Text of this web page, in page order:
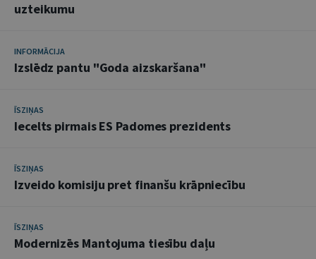
uzteikumu
INFORMĀCIJA
Izslēdz pantu "Goda aizskaršana"
ĪSZIŅAS
Iecelts pirmais ES Padomes prezidents
ĪSZIŅAS
Izveido komisiju pret finanšu krāpniecību
ĪSZIŅAS
Modernizēs Mantojuma tiesību daļu